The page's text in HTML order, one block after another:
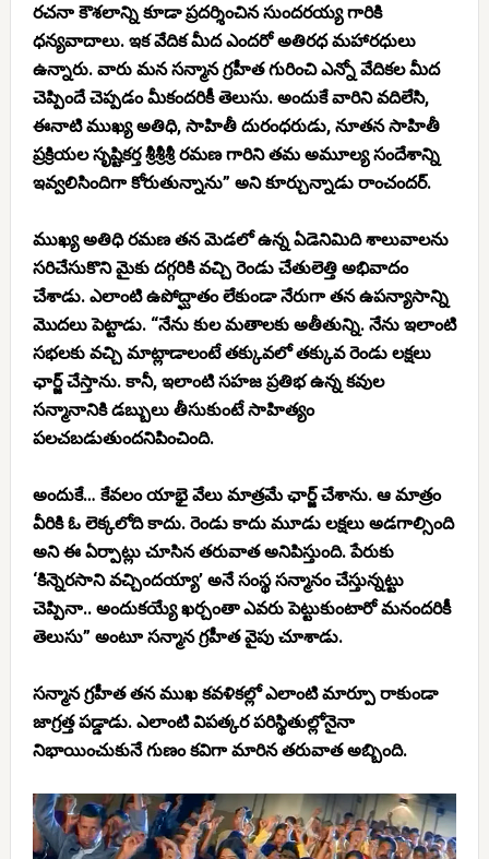
రచనా కౌశలాన్ని కూడా ప్రదర్శించిన సుందరయ్య గారికి
ధన్యవాదాలు. ఇక వేదిక మీద ఎందరో అతిరధ మహారధులు
ఉన్నారు. వారు మన సన్మాన గ్రహీత గురించి ఎన్నో వేదికల మీద
చెప్పిందే చెప్పడం మీకందరికీ తెలుసు. అందుకే వారిని వదిలేసి,
ఈనాటి ముఖ్య అతిధి, సాహితీ దురంధరుడు, నూతన సాహితీ
ప్రక్రియల సృష్టికర్త శ్రీశ్రీశ్రీ రమణ గారిని తమ అమూల్య సందేశాన్ని
ఇవ్వలిసిందిగా కోరుతున్నాను” అని కూర్చున్నాడు రాంచందర్.
ముఖ్య అతిధి రమణ తన మెడలో ఉన్న ఏడెనిమిది శాలువాలను
సరిచేసుకొని మైకు దగ్గరికి వచ్చి రెండు చేతులెత్తి అభివాదం
చేశాడు. ఎలాంటి ఉపోద్ఘాతం లేకుండా నేరుగా తన ఉపన్యాసాన్ని
మొదలు పెట్టాడు. “నేను కుల మతాలకు అతీతున్ని. నేను ఇలాంటి
సభలకు వచ్చి మాట్లాడాలంటే తక్కువలో తక్కువ రెండు లక్షలు
ఛార్జ్ చేస్తాను. కానీ, ఇలాంటి సహజ ప్రతిభ ఉన్న కవుల
సన్మానానికి డబ్బులు తీసుకుంటే సాహిత్యం
పలచబడుతుందనిపించింది.
అందుకే… కేవలం యాభై వేలు మాత్రమే ఛార్జ్ చేశాను. ఆ మాత్రం
వీరికి ఓ లెక్కలోది కాదు. రెండు కాదు మూడు లక్షలు అడగాల్సింది
అని ఈ ఏర్పాట్లు చూసిన తరువాత అనిపిస్తుంది. పేరుకు
‘కిన్నెరసాని వచ్చిందయ్యా’ అనే సంస్థ సన్మానం చేస్తున్నట్టు
చెప్పినా.. అందుకయ్యే ఖర్చంతా ఎవరు పెట్టుకుంటారో మనందరికీ
తెలుసు” అంటూ సన్మాన గ్రహీత వైపు చూశాడు.
సన్మాన గ్రహీత తన ముఖ కవళికల్లో ఎలాంటి మార్పూ రాకుండా
జాగ్రత్త పడ్డాడు. ఎలాంటి విపత్కర పరిస్థితుల్లోనైనా
నిభాయించుకునే గుణం కవిగా మారిన తరువాత అబ్బింది.